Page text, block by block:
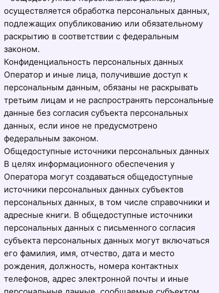
осуществляется обработка персональных данных,
подлежащих опубликованию или обязательному
раскрытию в соответствии с федеральным
законом.
Конфиденциальность персональных данных
Оператор и иные лица, получившие доступ к
персональным данным, обязаны не раскрывать
третьим лицам и не распространять персональные
данные без согласия субъекта персональных
данных, если иное не предусмотрено
федеральным законом.
Общедоступные источники персональных данных
В целях информационного обеспечения у
Оператора могут создаваться общедоступные
источники персональных данных субъектов
персональных данных, в том числе справочники и
адресные книги. В общедоступные источники
персональных данных с письменного согласия
субъекта персональных данных могут включаться
его фамилия, имя, отчество, дата и место
рождения, должность, номера контактных
телефонов, адрес электронной почты и иные